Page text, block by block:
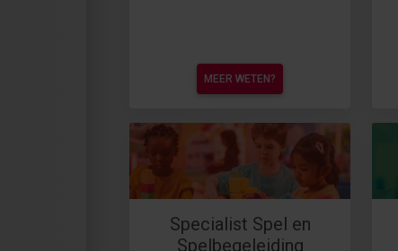
MEER WETEN?
Specialist Spel en
Spelbegeleiding